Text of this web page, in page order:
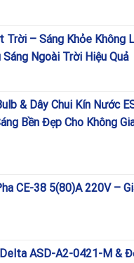
– Sáng Khỏe Không
Ngoài Trời Hiệu Quả
& Dây Chui Kín Nước
Bền Đẹp Cho Không
CE-38 5(80)A 220V –
ASD-A2-0421-M &